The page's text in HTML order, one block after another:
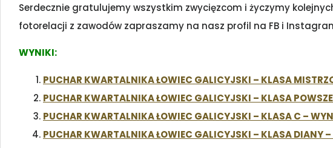
Serdecznie gratulujemy wszystkim zwycięzcom i życzymy
fotorelacji z zawodów zapraszamy na nasz profil na FB i
WYNIKI:
PUCHAR KWARTALNIKA ŁOWIEC GALICYJSKI – KLASA
PUCHAR KWARTALNIKA ŁOWIEC GALICYJSKI – KLASA
PUCHAR KWARTALNIKA ŁOWIEC GALICYJSKI – KLASA C –
PUCHAR KWARTALNIKA ŁOWIEC GALICYJSKI – KLASA DIANY